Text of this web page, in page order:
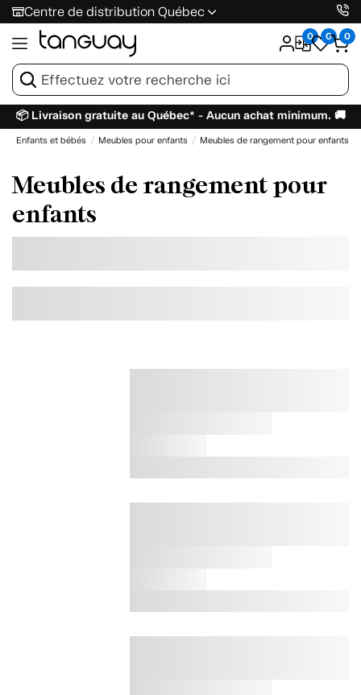
Centre de distribution Québec
0 0 0
📦 Livraison gratuite au Québec* - Aucun achat minimum. 🚚
Enfants et bébés Meubles pour enfants Meubles de rangement pour enfants
Meubles de rangement pour
enfants